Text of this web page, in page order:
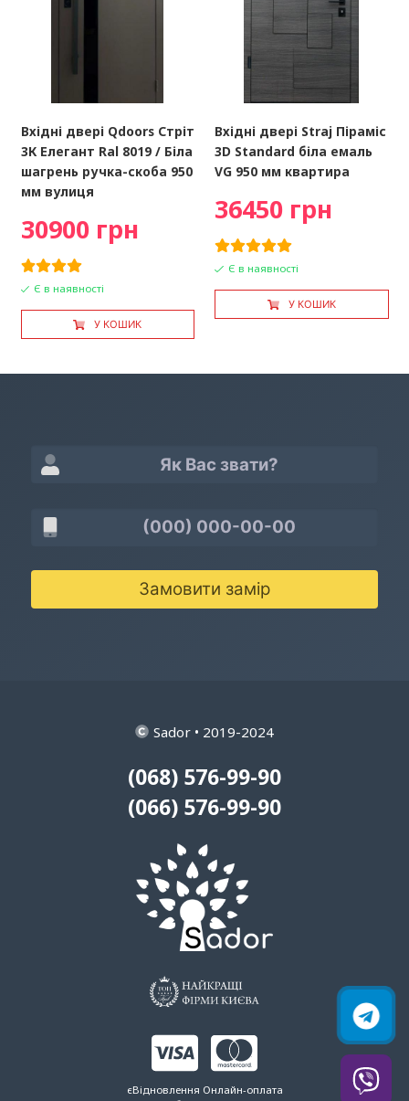
Вхідні двері Qdoors Стріт
3К Елегант Ral 8019 / Біла
шагрень ручка-скоба 950
мм вулиця
30900 грн
Є в наявності
У КОШИК
Вхідні двері Straj Піраміс
3D Standard біла емаль
VG 950 мм квартира
36450 грн
Є в наявності
У КОШИК
Замовити замір
Sador • 2019-2024
(068) 576-99-90
(066) 576-99-90
єВідновлення Онлайн-оплата